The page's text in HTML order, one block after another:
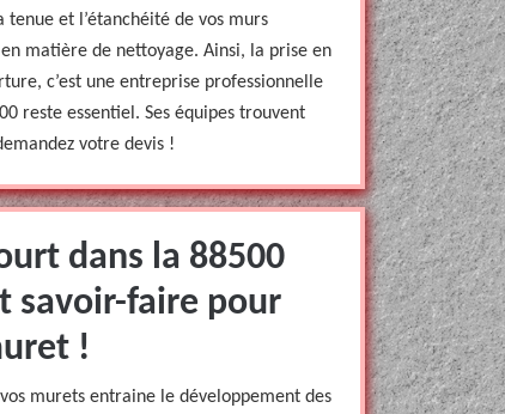
tenue et l’étanchéité de vos murs
matière de nettoyage. Ainsi, la prise en
c’est une entreprise professionnelle
reste essentiel. Ses équipes trouvent
votre devis !
dans la 88500
savoir-faire pour
!
murets entraine le développement des